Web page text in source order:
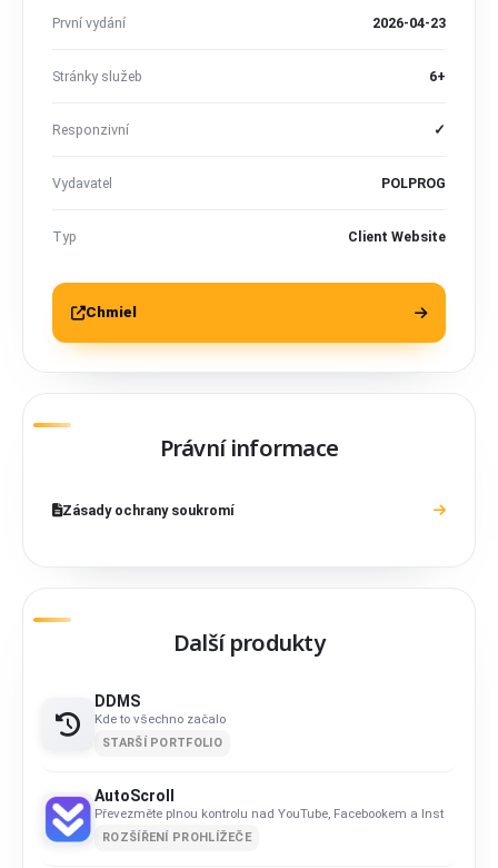
První vydání 2026-04-23
Stránky služeb 6+
Responzivní ✓
Vydavatel POLPROG
Typ Client Website
Chmiel
Právní informace
Zásady ochrany soukromí
Další produkty
DDMS
Kde to všechno začalo
STARŠÍ PORTFOLIO
AutoScroll
Převezměte plnou kontrolu nad YouTube, Facebookem a
ROZŠÍŘENÍ PROHLÍŽEČE